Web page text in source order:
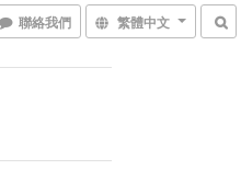
聯絡我們 繁體中文